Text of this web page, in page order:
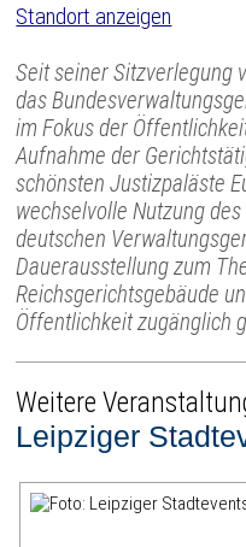
Standort anzeigen
Seit seiner Sitzverlegung
das
im Fokus der
Aufnahme der
schönsten Justizpaläste
wechselvolle Nutzung
deutschen
Dauerausstellung zum
Reichsgerichtsgebäude
Öffentlichkeit zugänglich
Weitere
Leipziger